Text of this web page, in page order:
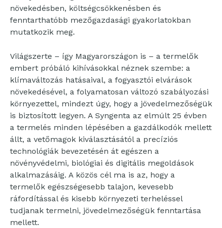
növekedésben, költségcsökkenésben és
fenntarthatóbb mezőgazdasági gyakorlatokban
mutatkozik meg.
Világszerte – így Magyarországon is – a termelők
embert próbáló kihívásokkal néznek szembe: a
klímaváltozás hatásaival, a fogyasztói elvárások
növekedésével, a folyamatosan változó szabályozási
környezettel, mindezt úgy, hogy a jövedelmezőségük
is biztosított legyen. A Syngenta az elmúlt 25 évben
a termelés minden lépésében a gazdálkodók mellett
állt, a vetőmagok kiválasztásától a precíziós
technológiák bevezetésén át egészen a
növényvédelmi, biológiai és digitális megoldások
alkalmazásáig. A közös cél ma is az, hogy a
termelők egészségesebb talajon, kevesebb
ráfordítással és kisebb környezeti terheléssel
tudjanak termelni, jövedelmezőségük fenntartása
mellett.